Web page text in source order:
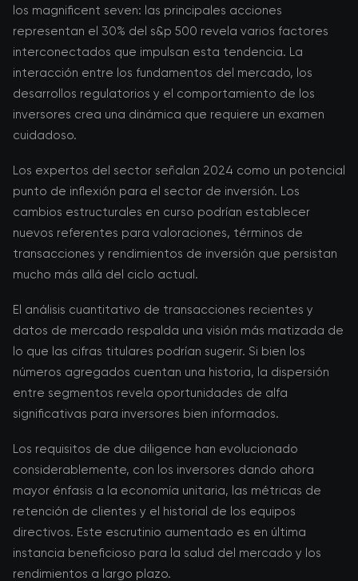
los magnificent seven: las principales acciones
representan el 30% del s&p 500 revela varios factores
interconectados que impulsan esta tendencia. La
interacción entre los fundamentos del mercado, los
desarrollos regulatorios y el comportamiento de los
inversores crea una dinámica que requiere un examen
cuidadoso.
Los expertos del sector señalan 2024 como un potencial
punto de inflexión para el sector de inversión. Los
cambios estructurales en curso podrían establecer
nuevos referentes para valoraciones, términos de
transacciones y rendimientos de inversión que persistan
mucho más allá del ciclo actual.
El análisis cuantitativo de transacciones recientes y
datos de mercado respalda una visión más matizada de
lo que las cifras titulares podrían sugerir. Si bien los
números agregados cuentan una historia, la dispersión
entre segmentos revela oportunidades de alfa
significativas para inversores bien informados.
Los requisitos de due diligence han evolucionado
considerablemente, con los inversores dando ahora
mayor énfasis a la economía unitaria, las métricas de
retención de clientes y el historial de los equipos
directivos. Este escrutinio aumentado es en última
instancia beneficioso para la salud del mercado y los
rendimientos a largo plazo.